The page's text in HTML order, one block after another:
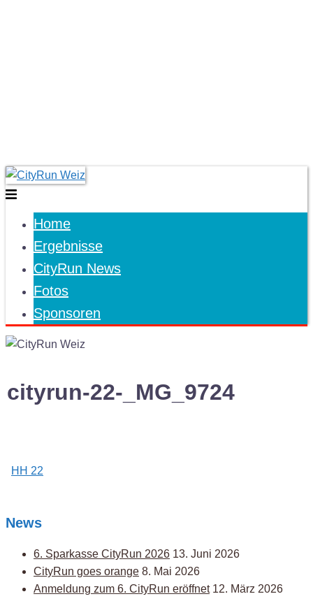
Skip
to
Toggle
Home
Ergebnisse
CityRun News
Fotos
Sponsoren
cityrun-22-_MG_9724
Post
HH 22
News
6. Sparkasse CityRun 2026 13. Juni 2026
CityRun goes orange 8. Mai 2026
Anmeldung zum 6. CityRun eröffnet 12. März 2026